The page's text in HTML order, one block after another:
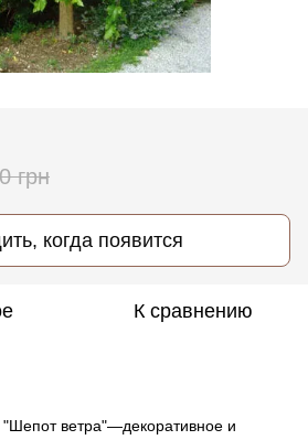
грн
когда появится
К сравнению
ветра"—декоративное и